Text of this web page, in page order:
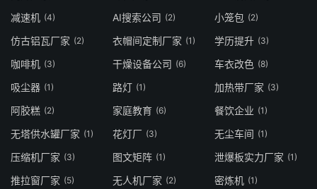
减速机 (4) AI搜索公司 (2) 小笼包 (2)
仿古铝瓦厂家 (2) 衣帽间定制厂家 (1) 学历提升 (3)
咖啡机 (3) 干燥设备公司 (6) 车衣改色 (8)
吸尘器 (1) 路灯 (1) 加热带厂家 (3)
阿胶糕 (2) 家庭教育 (6) 餐饮企业 (1)
无塔供水罐厂家 (1) 花灯厂 (3) 无尘车间 (1)
压缩机厂家 (3) 图文矩阵 (1) 泄爆板实力厂家 (1)
推拉窗厂家 (5) 无人机厂家 (2) 密炼机 (1)